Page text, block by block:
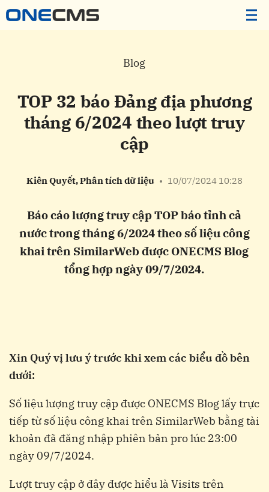
Blog
TOP 32 báo Đảng địa phương
tháng 6/2024 theo lượt truy
cập
Kiên Quyết, Phân tích dữ liệu • 10/07/2024 10:28
Báo cáo lượng truy cập TOP báo tỉnh cả
nước trong tháng 6/2024 theo số liệu công
khai trên SimilarWeb được ONECMS Blog
tổng hợp ngày 09/7/2024.
Xin Quý vị lưu ý trước khi xem các biểu đồ bên
dưới:
Số liệu lượng truy cập được ONECMS Blog lấy trực
tiếp từ số liệu công khai trên SimilarWeb bằng tài
khoản đã đăng nhập phiên bản pro lúc 23:00
ngày 09/7/2024.
Lượt truy cập ở đây được hiểu là Visits trên